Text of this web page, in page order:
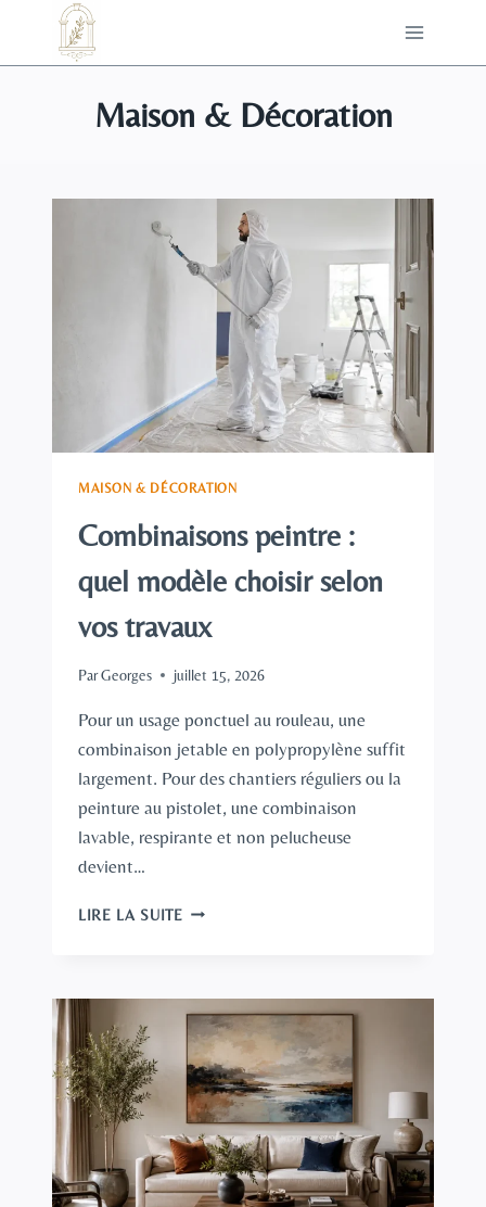
contenu
Maison & Décoration
MAISON & DÉCORATION
Combinaisons peintre :
quel modèle choisir selon
vos travaux
ParGeorges juillet 15, 2026
Pour un usage ponctuel au rouleau, une
combinaison jetable en polypropylène suffit
largement. Pour des chantiers réguliers ou la
peinture au pistolet, une combinaison
lavable, respirante et non pelucheuse
devient…
LIRE LA SUITECOMBINAISONS
MODÈLE
CHOISIR
SELON
VOS
TRAVAUX